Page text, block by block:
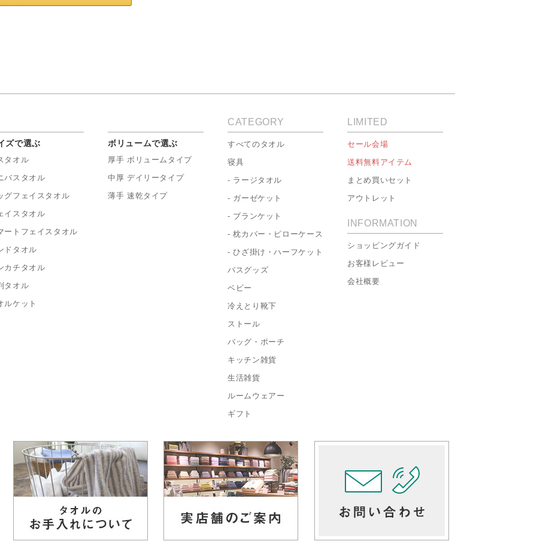
ズで選ぶ
タオル
バスタオル
グフェイスタオル
イスタオル
ートフェイスタオル
ドタオル
カチタオル
タオル
ルケット
ボリュームで選ぶ
厚手 ボリュームタイプ
中厚 デイリータイプ
薄手 速乾タイプ
CATEGORY
すべてのタオル
寝具
- ラージタオル
- ガーゼケット
- ブランケット
- 枕カバー・ピローケース
- ひざ掛け・ハーフケット
バスグッズ
ベビー
冷えとり靴下
ストール
バッグ・ポーチ
キッチン雑貨
生活雑貨
ルームウェアー
ギフト
LIMITED
セール会場
送料無料アイテム
まとめ買いセット
アウトレット
INFORMATION
ショッピングガイド
お客様レビュー
会社概要